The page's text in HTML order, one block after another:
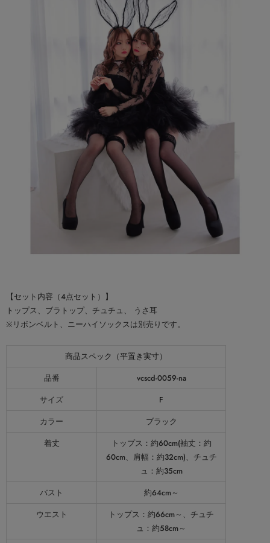
【セット内容（4点セット）】
トップス、ブラトップ、チュチュ、 うさ耳
※リボンベルト、ニーハイソックスは別売りです。
商品スペック（平置き実寸）
品番
vcscd-0059-na
サイズ
F
カラー
ブラック
着丈
トップス：約60cm(袖丈：約
60cm、肩幅：約32cm)、チュチ
ュ：約35cm
バスト
約64cm～
ウエスト
トップス：約66cm～、チュチ
ュ：約58cm～